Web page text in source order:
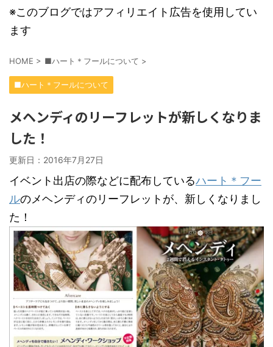
※このブログではアフィリエイト広告を使用してい
ます
HOME > ■ハート＊フールについて >
■ハート＊フールについて
メヘンディのリーフレットが新しくなりま
した！
更新日： 2016年7月27日
イベント出店の際などに配布しているハート＊フー
ルのメヘンディのリーフレットが、新しくなりまし
た！